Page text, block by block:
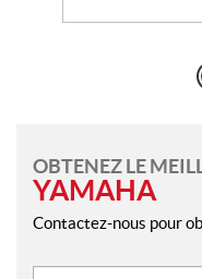
OBTENEZ LE
YAMAHA
Contactez-nous pour